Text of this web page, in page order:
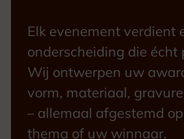
Elk evenement verdient
onderscheiding die écht
Wij ontwerpen uw
vorm, materiaal,
– allemaal afgestemd
thema of uw winnaar.